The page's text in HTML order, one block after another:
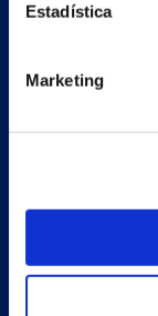
Estadística
Marketing
Estrada Porto
Pontevedra -